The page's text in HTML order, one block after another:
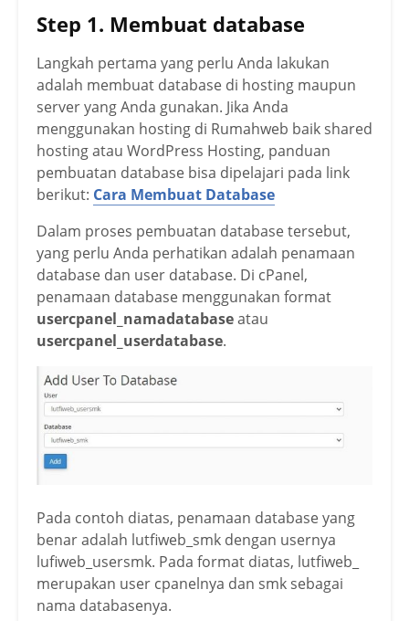
Step 1. Membuat database
Langkah pertama yang perlu Anda lakukan
adalah membuat database di hosting maupun
server yang Anda gunakan. Jika Anda
menggunakan hosting di Rumahweb baik shared
hosting atau WordPress Hosting, panduan
pembuatan database bisa dipelajari pada link
berikut: Cara Membuat Database
Dalam proses pembuatan database tersebut,
yang perlu Anda perhatikan adalah penamaan
database dan user database. Di cPanel,
penamaan database menggunakan format
usercpanel_namadatabaseatau
usercpanel_userdatabase.
Pada contoh diatas, penamaan database yang
benar adalah lutfiweb_smk dengan usernya
lufiweb_usersmk. Pada format diatas, lutfiweb_
merupakan user cpanelnya dan smk sebagai
nama databasenya.